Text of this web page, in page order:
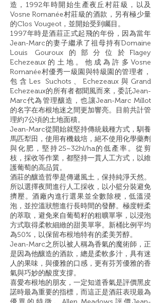
造，1992年時開始生產夜丘村莊級，以及
Vosne Romanée村莊級的酒款，另有極少量
的Clos Vougeot，並開始受到矚目。
1997年時是酒莊正式起飛的年份，因為當年
Jean-Marc的妻子繼承了祖母持有Domaine
Louis Gouroux的部分位於Flagey
Echezeaux的土地。他成為許多Vosne
Romanée村優秀一級園與特級園的管理者，
包含Les Suchots、Echezeaux與Grand
Echezeaux的所有者都聞風而來，委託Jean-
Marc代為管理釀造，也讓Jean-Marc Millot
的名字在布根地迷之間更加響亮。目前共計管
理約7公頃的土地面積。
Jean-Marc從開始就堅持傳統栽種方式，馴養
馬匹犁田，使用有機栽培，絕不使用化學藥劑
與化肥，堅持25~32hl/ha的低產率。從剪
枝，採收等作業，都堅持一貫人工方式，以維
護葡萄的高品質。
酒莊的釀造哲學是傳遞風土，保持純淨天然。
所以選擇夜間進行人工採收，以小籃分裝避免
擠壓。酒廠內進行選果並全數除梗，低溫浸
泡，並控溫狀態進行長時間的發酵。極度輕柔
的萃取，避免來自葡萄籽的粗曠單寧，以浸泡
方式取得柔軟細緻的甜美單寧。新桶比例平均
為50%，以保留布根地特有的柔美芳醇。
Jean-Marc之所以被人稱為香氣的魔術師，正
是因為他釀造的酒款，總是柔軟多汁，具有迷
人的果味，與優雅的口感，更有芬芳優雅的香
氣與巧妙的酸度支撐。
喜愛布根地的朋友，一定知道香氣是評價黑皮
諾時最為重要的指標，而這正是酒莊表現最為